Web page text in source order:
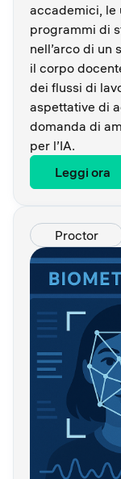
accademici, le
programmi di
nell’arco di un
il corpo
dei flussi di
aspettative di
domanda di
per l’IA.
Leggi ora
Proctor